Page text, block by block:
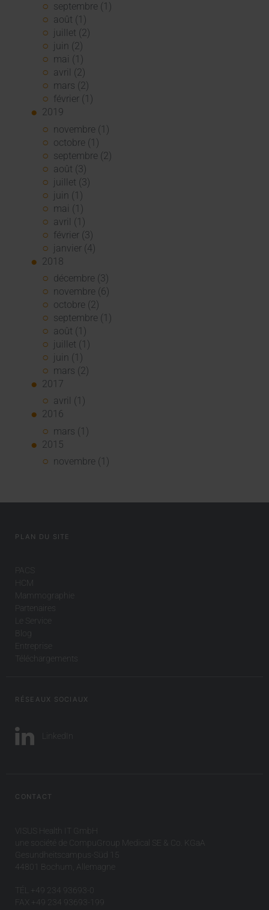
septembre (1)
août (1)
juillet (2)
juin (2)
mai (1)
avril (2)
mars (2)
février (1)
2019
novembre (1)
octobre (1)
septembre (2)
août (3)
juillet (3)
juin (1)
mai (1)
avril (1)
février (3)
janvier (4)
2018
décembre (3)
novembre (6)
octobre (2)
septembre (1)
août (1)
juillet (1)
juin (1)
mars (2)
2017
avril (1)
2016
mars (1)
2015
novembre (1)
PLAN DU SITE
PACS
HCM
Mammographie
Partenaires
Le Service
Blog
Entreprise
Téléchargements
RÉSEAUX SOCIAUX
LinkedIn
CONTACT
VISUS Health IT GmbH
une société de CompuGroup Medical SE & Co. KGaA
Gesundheitscampus-Süd 15
44801 Bochum, Allemagne
TÉL +49 234 93693-0
FAX +49 234 93693-199